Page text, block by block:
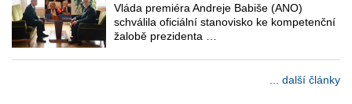
Vláda premiéra Andreje Babiše (ANO)
schválila oficiální stanovisko ke kompetenční
žalobě prezidenta …
... další články